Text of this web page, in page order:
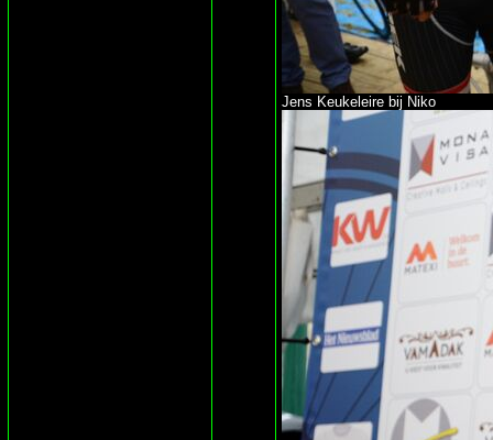
Jens Keukeleire bij Niko